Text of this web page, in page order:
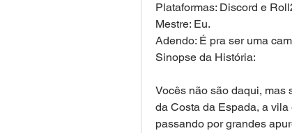
Plataformas: Discord e
Mestre: Eu.
Adendo: É pra ser uma
Sinopse da História:
Vocês não são daqui, mas
da Costa da Espada, a
passando por grandes